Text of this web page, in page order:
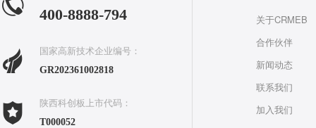
400-8888-794
国家高新技术企业编号：
GR202361002818
陕西科创板上市代码：
T000052
关于CRMEB
合作伙伴
新闻动态
联系我们
加入我们